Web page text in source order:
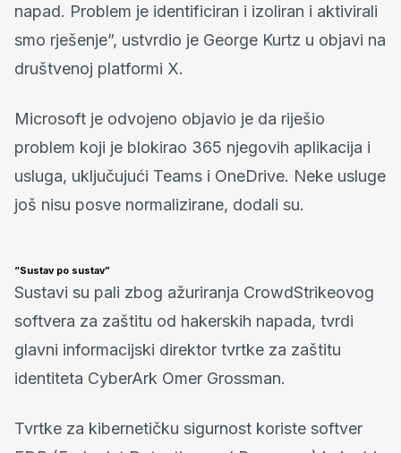
napad. Problem je identificiran i izoliran i aktivirali
smo rješenje”, ustvrdio je George Kurtz u objavi na
društvenoj platformi X.
Microsoft je odvojeno objavio je da riješio
problem koji je blokirao 365 njegovih aplikacija i
usluga, uključujući Teams i OneDrive. Neke usluge
još nisu posve normalizirane, dodali su.
“Sustav po sustav”
Sustavi su pali zbog ažuriranja CrowdStrikeovog
softvera za zaštitu od hakerskih napada, tvrdi
glavni informacijski direktor tvrtke za zaštitu
identiteta CyberArk Omer Grossman.
Tvrtke za kibernetičku sigurnost koriste softver